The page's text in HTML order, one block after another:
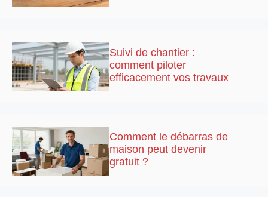
Suivi de chantier :
comment piloter
efficacement vos travaux
Comment le débarras de
maison peut devenir
gratuit ?